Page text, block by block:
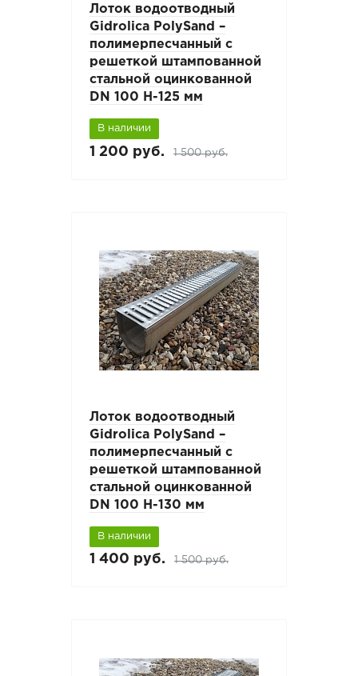
Лоток водоотводный
Gidrolica PolySand –
полимерпесчанный c
решеткой штампованной
стальной оцинкованной
DN 100 H-125 мм
В наличии
1 200 руб. 1 500 руб.
Лоток водоотводный
Gidrolica PolySand –
полимерпесчанный c
решеткой штампованной
стальной оцинкованной
DN 100 H-130 мм
В наличии
1 400 руб. 1 500 руб.